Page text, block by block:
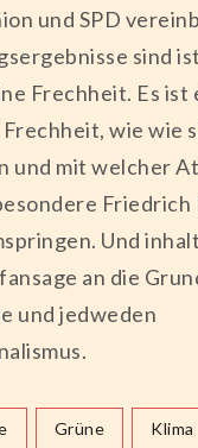
und SPD
sind
Frechheit. Es ist
wie wie
und mit welcher
Friedrich
Und
an die
und jedweden
Grüne Klima